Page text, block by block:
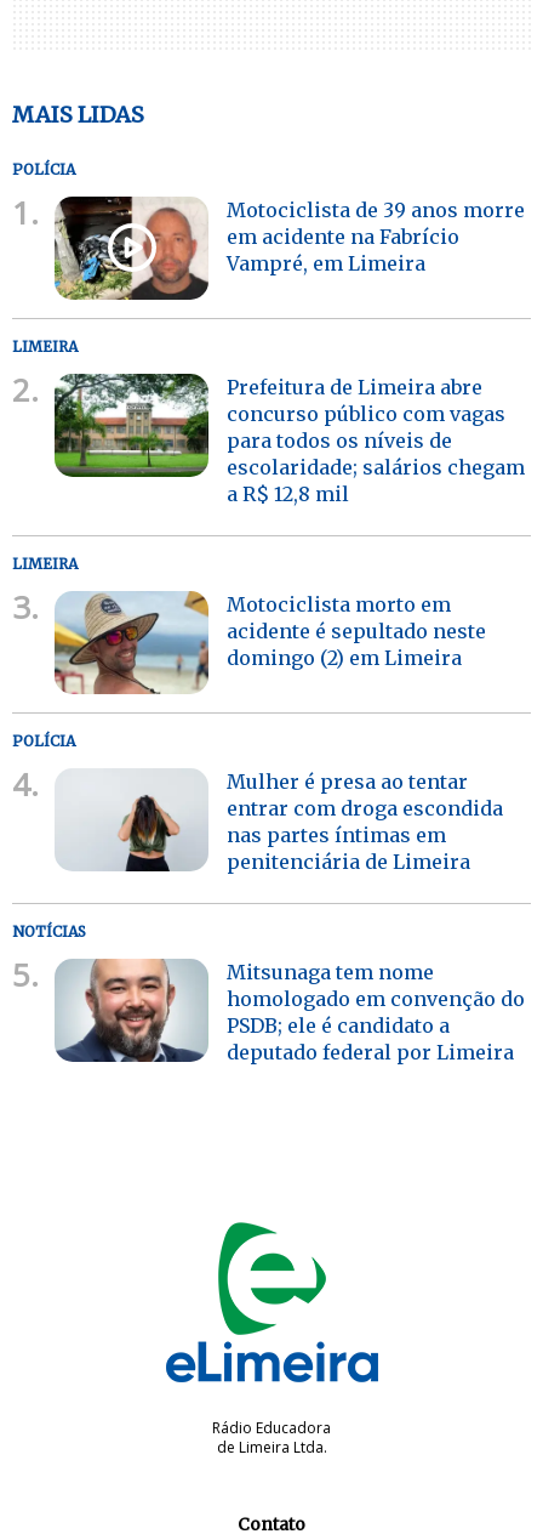
MAIS LIDAS
POLÍCIA
1.
Motociclista de 39 anos morre
em acidente na Fabrício
Vampré, em Limeira
LIMEIRA
2.
Prefeitura de Limeira abre
concurso público com vagas
para todos os níveis de
escolaridade; salários chegam
a R$ 12,8 mil
LIMEIRA
3.
Motociclista morto em
acidente é sepultado neste
domingo (2) em Limeira
POLÍCIA
4.
Mulher é presa ao tentar
entrar com droga escondida
nas partes íntimas em
penitenciária de Limeira
NOTÍCIAS
5.
Mitsunaga tem nome
homologado em convenção do
PSDB; ele é candidato a
deputado federal por Limeira
Rádio Educadora
de Limeira Ltda.
Contato